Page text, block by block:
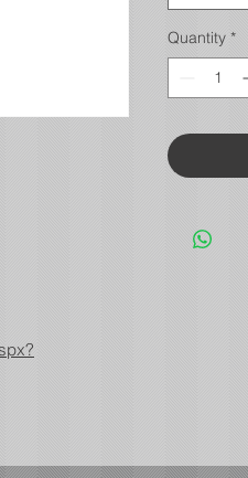
Quantity *